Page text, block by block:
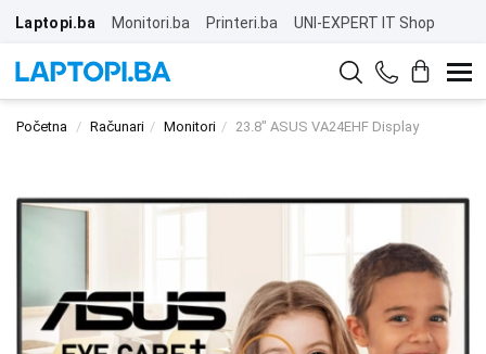
Laptopi.ba Monitori.ba Printeri.ba UNI-EXPERT IT Shop
Početna Računari Monitori 23.8" ASUS VA24EHF Display